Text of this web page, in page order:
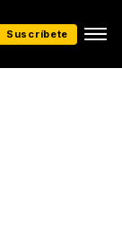
Suscríbete